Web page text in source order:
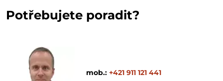
Potřebujete poradit?
mob.: +421 911 121 441